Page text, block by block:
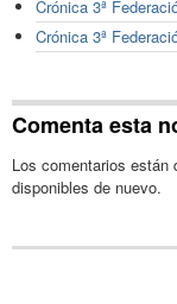
Crónica 3ª
Crónica 3ª
Comenta esta
Los comentarios están
disponibles de nuevo.